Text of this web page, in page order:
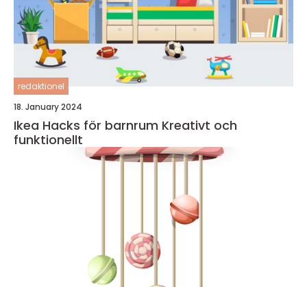
redaktionel
18. January 2024
Ikea Hacks för barnrum Kreativt och
funktionellt